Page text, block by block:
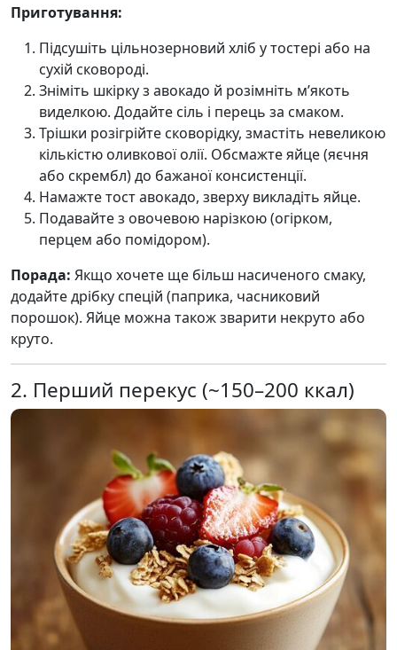
Приготування:
Підсушіть цільнозерновий хліб у тостері або на
сухій сковороді.
Зніміть шкірку з авокадо й розімніть м’якоть
виделкою. Додайте сіль і перець за смаком.
Трішки розігрійте сковорідку, змастіть невеликою
кількістю оливкової олії. Обсмажте яйце (яєчня
або скрембл) до бажаної консистенції.
Намажте тост авокадо, зверху викладіть яйце.
Подавайте з овочевою нарізкою (огірком,
перцем або помідором).
Порада: Якщо хочете ще більш насиченого смаку,
додайте дрібку спецій (паприка, часниковий
порошок). Яйце можна також зварити некруто або
круто.
2. Перший перекус (~150–200 ккал)